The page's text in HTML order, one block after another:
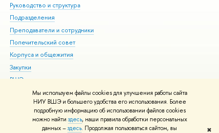
Мы используем файлы cookies для улучшения работы сайта
НИУ ВШЭ и большего удобства его использования. Более
подробную информацию об использовании файлов cookies
можно найти здесь, наши правила обработки персональных
данных –здесь. Продолжая пользоваться сайтом, вы ✖
Руководство и структура
Подразделения
Преподаватели и сотрудники
Попечительский совет
Корпуса и общежития
Закупки
ВШЭ для студентов с ограниченными возможностями
здоровья и инвалидностью
Версия для слабовидящих
Единая платежная страница